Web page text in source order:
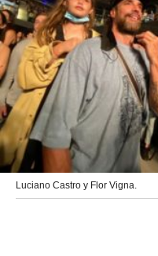
Luciano Castro y Flor Vigna.